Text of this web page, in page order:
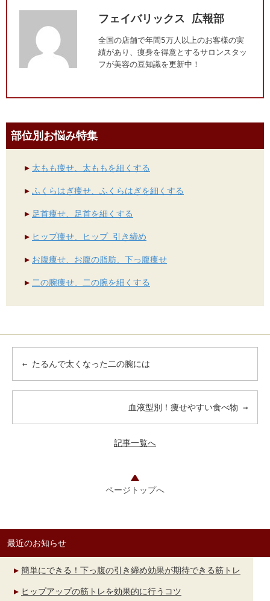
最近のお知らせ
簡単にできる！下っ腹の引き締め効果が期待できる筋トレ
ヒップアップの筋トレを効果的に行うコツ
フェイバリックス 広報部
全国の店舗で年間5万人以上のお客様の実
績があり、痩身を得意とするサロンスタッ
フが美容の豆知識を更新中！
部位別お悩み特集
太もも痩せ、太ももを細くする
ふくらはぎ痩せ、ふくらはぎを細くする
足首痩せ、足首を細くする
ヒップ痩せ、ヒップ 引き締め
お腹痩せ、お腹の脂肪、下っ腹痩せ
二の腕痩せ、二の腕を細くする
← たるんで太くなった二の腕には
血液型別！痩せやすい食べ物 →
記事一覧へ
ページトップへ